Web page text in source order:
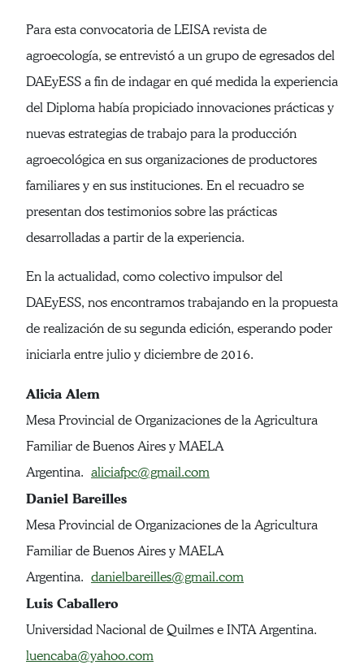
Para esta convocatoria de LEISA revista de
agroecología, se entrevistó a un grupo de egresados del
DAEyESS a fin de indagar en qué medida la experiencia
del Diploma había propiciado innovaciones prácticas y
nuevas estrategias de trabajo para la producción
agroecológica en sus organizaciones de productores
familiares y en sus instituciones. En el recuadro se
presentan dos testimonios sobre las prácticas
desarrolladas a partir de la experiencia.
En la actualidad, como colectivo impulsor del
DAEyESS, nos encontramos trabajando en la propuesta
de realización de su segunda edición, esperando poder
iniciarla entre julio y diciembre de 2016.
Alicia Alem
Mesa Provincial de Organizaciones de la Agricultura
Familiar de Buenos Aires y MAELA
Argentina. aliciafpc@gmail.com
Daniel Bareilles
Mesa Provincial de Organizaciones de la Agricultura
Familiar de Buenos Aires y MAELA
Argentina. danielbareilles@gmail.com
Luis Caballero
Universidad Nacional de Quilmes e INTA Argentina.
luencaba@yahoo.com